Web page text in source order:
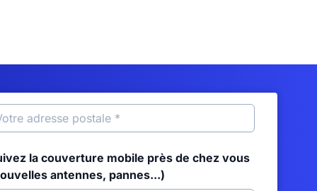
la couverture mobile près de chez vous
antennes, pannes...)